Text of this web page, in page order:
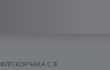
ФЛП КОРЧАКА С.В.